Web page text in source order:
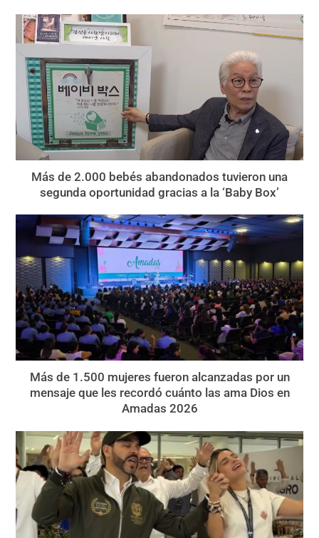
Más de 2.000 bebés abandonados tuvieron una
segunda oportunidad gracias a la ‘Baby Box’
Más de 1.500 mujeres fueron alcanzadas por un
mensaje que les recordó cuánto las ama Dios en
Amadas 2026